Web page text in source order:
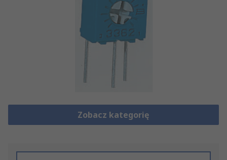
Zobacz kategorię